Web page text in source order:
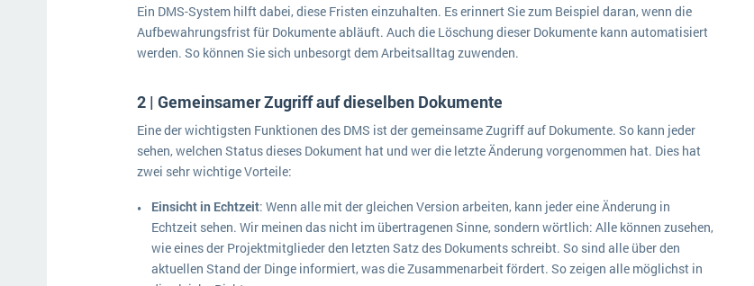
Ein DMS-System hilft dabei, diese Fristen einzuhalten. Es erinnert Sie zum Beispiel daran, wenn die
Aufbewahrungsfrist für Dokumente abläuft. Auch die Löschung dieser Dokumente kann automatisiert
werden. So können Sie sich unbesorgt dem Arbeitsalltag zuwenden.
2 | Gemeinsamer Zugriff auf dieselben Dokumente
Eine der wichtigsten Funktionen des DMS ist der gemeinsame Zugriff auf Dokumente. So kann jeder
sehen, welchen Status dieses Dokument hat und wer die letzte Änderung vorgenommen hat. Dies hat
zwei sehr wichtige Vorteile:
Einsicht in Echtzeit: Wenn alle mit der gleichen Version arbeiten, kann jeder eine Änderung in
Echtzeit sehen. Wir meinen das nicht im übertragenen Sinne, sondern wörtlich: Alle können zusehen,
wie eines der Projektmitglieder den letzten Satz des Dokuments schreibt. So sind alle über den
aktuellen Stand der Dinge informiert, was die Zusammenarbeit fördert. So zeigen alle möglichst in